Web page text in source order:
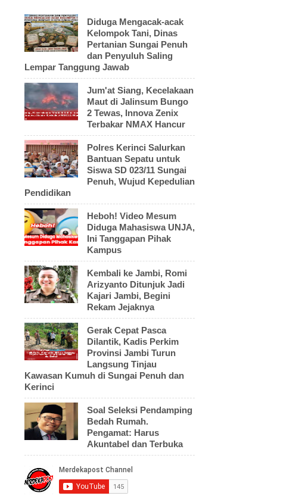
Diduga Mengacak-acak
Kelompok Tani, Dinas
Pertanian Sungai Penuh
dan Penyuluh Saling
Lempar Tanggung Jawab
Jum'at Siang, Kecelakaan
Maut di Jalinsum Bungo
2 Tewas, Innova Zenix
Terbakar NMAX Hancur
Polres Kerinci Salurkan
Bantuan Sepatu untuk
Siswa SD 023/11 Sungai
Penuh, Wujud Kepedulian
Pendidikan
Heboh! Video Mesum
Diduga Mahasiswa UNJA,
Ini Tanggapan Pihak
Kampus
Kembali ke Jambi, Romi
Arizyanto Ditunjuk Jadi
Kajari Jambi, Begini
Rekam Jejaknya
Gerak Cepat Pasca
Dilantik, Kadis Perkim
Provinsi Jambi Turun
Langsung Tinjau
Kawasan Kumuh di Sungai Penuh dan
Kerinci
Soal Seleksi Pendamping
Bedah Rumah.
Pengamat: Harus
Akuntabel dan Terbuka